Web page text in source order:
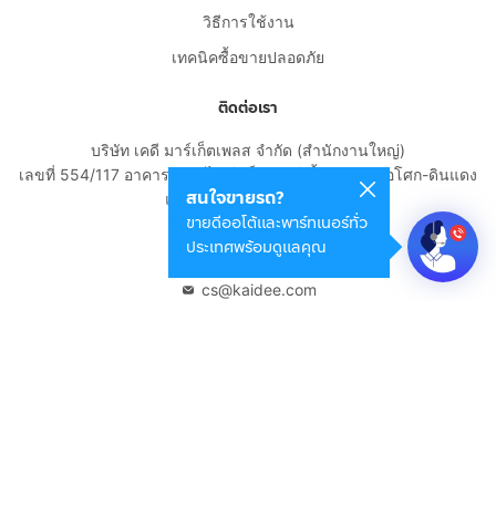
สนใจขายรถ?
ขายดีออโต้และพาร์ทเนอร์ทั่ว
ประเทศพร้อมดูแลคุณ
วิธีการใช้งาน
เทคนิคซื้อขายปลอดภัย
ติดต่อเรา
บริษัท เคดี มาร์เก็ตเพลส จำกัด (สำนักงานใหญ่)
เลขที่ 554/117 อาคารสกายไนน์ เซ็นเตอร์ ชั้น 22 ถนนอโศก-ดินแดง
แขวงดินแดง เขตดินแดง
กรุงเทพมหานคร 10400
cs@kaidee.com